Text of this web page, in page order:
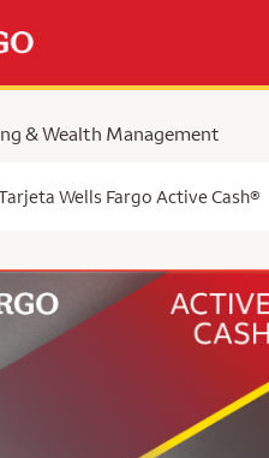
& Wealth Management
Wells Fargo Active Cash®